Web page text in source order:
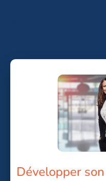
Développer